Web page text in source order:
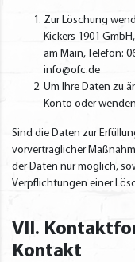
Zur Löschung
Kickers 1901
am Main, Telefon:
info@ofc.de
Um Ihre Daten zu
Konto oder
Sind die Daten zur
vorvertraglicher
der Daten nur möglich,
Verpflichtungen einer
VII.
Kontakt